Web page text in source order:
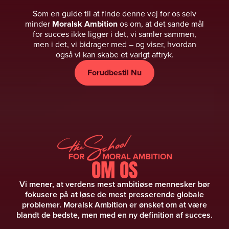
Som en guide til at finde denne vej for os selv
minder Moralsk Ambitionos om, at det sande mål
for succes ikke ligger i det, vi samler sammen,
men i det, vi bidrager med – og viser, hvordan
også vi kan skabe et varigt aftryk.
Forudbestil Nu
OM OS
Vi mener, at verdens mest ambitiøse mennesker bør
fokusere på at løse de mest presserende globale
problemer. Moralsk Ambition er ønsket om at være
blandt de bedste, men med en ny definition af succes.